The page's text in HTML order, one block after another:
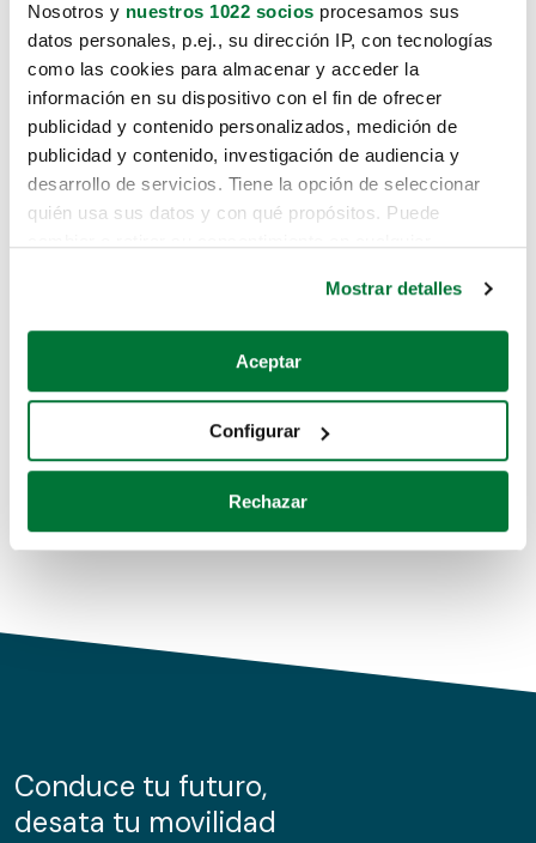
Nosotros y nuestros 1022 socios procesamos sus
datos personales, p.ej., su dirección IP, con tecnologías
como las cookies para almacenar y acceder la
información en su dispositivo con el fin de ofrecer
publicidad y contenido personalizados, medición de
publicidad y contenido, investigación de audiencia y
desarrollo de servicios. Tiene la opción de seleccionar
quién usa sus datos y con qué propósitos. Puede
Si lo permite, también quisiéramos:
Recopilar información sobre su ubicación geográfica
Identificar su dispositivo analizándolo activamente
para buscar características específicas (huellas
Obtenga más información sobre cómo se procesan sus
de cookies.
información sobre el uso que haga del sitio web con
nuestros partners de redes sociales, publicidad y análisis
Mostrar detalles
Aceptar
Configurar
Rechazar
Lo sentimos, no sabemos como
te hemos traido hasta aquí.
Pero puedes encontrar el coche que estás
buscando en alguno de estos enlaces:
Coches de segunda mano
Coches de km0
Conduce tu futuro,
desata tu movilidad